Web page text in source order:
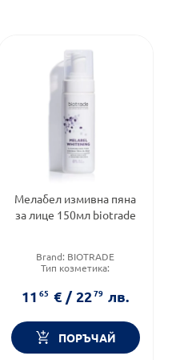
Мелабел измивна пяна
за лице 150мл biotrade
Brand: BIOTRADE
Тип козметика:
Тип продукт:Пяна
1165 € / 2279 лв.
ПОРЪЧАЙ